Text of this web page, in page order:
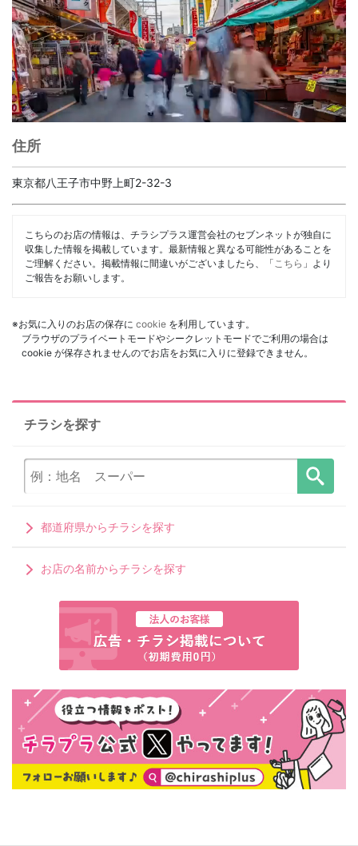
住所
東京都八王子市中野上町2-32-3
こちらのお店の情報は、チラシプラス運営会社のセブンネットが独自に
収集した情報を掲載しています。最新情報と異なる可能性があることを
ご理解ください。掲載情報に間違いがございましたら、「 こちら 」より
ご報告をお願いします。
※お気に入りのお店の保存に cookie を利用しています。
ブラウザのプライベートモードやシークレットモードでご利用の場合は
cookie が保存されませんのでお店をお気に入りに登録できません。
チラシを探す
都道府県からチラシを探す
お店の名前からチラシを探す